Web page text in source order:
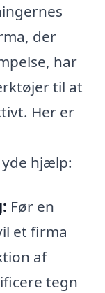
der
har
til at
Her er
hjælp:
Før en
et firma
af
tegn